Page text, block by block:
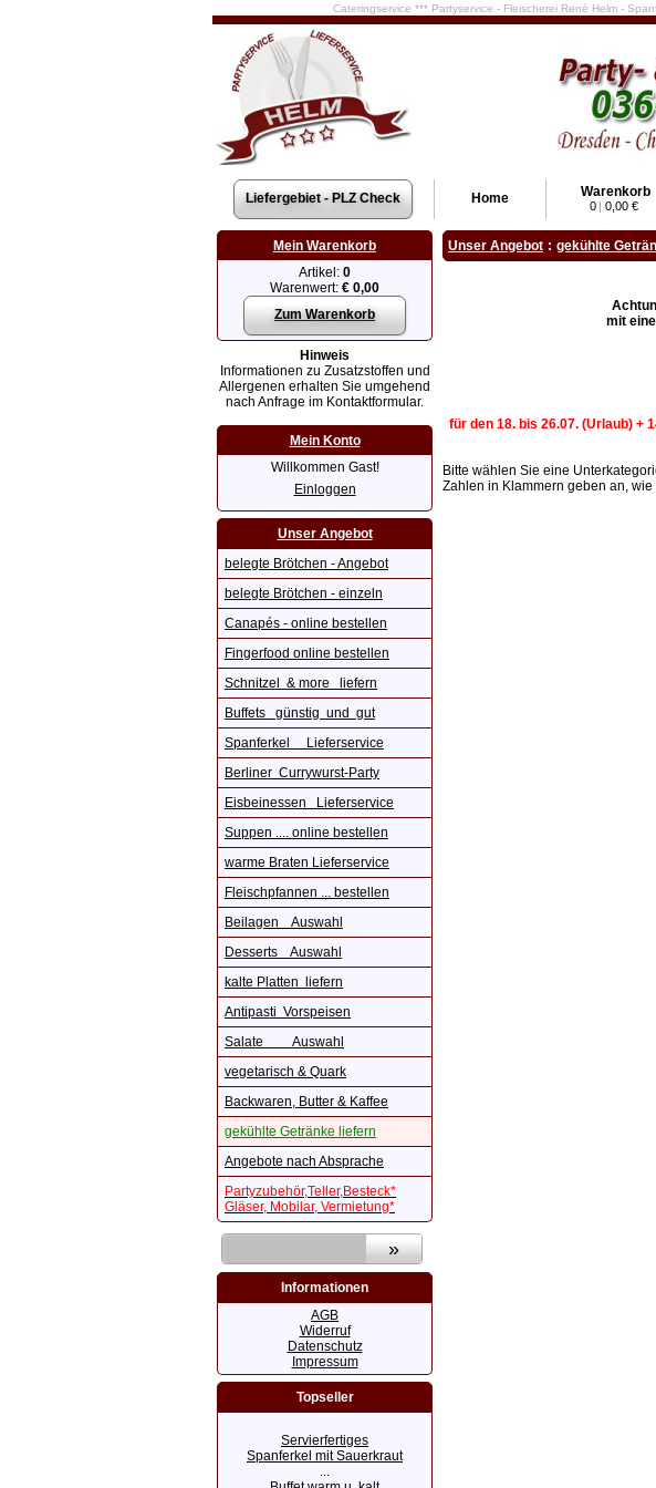
Cateringservice *** Partyservice - Fleischerei René Helm -
Liefergebiet - PLZ Check Home Warenkorb
0 | 0,00 €
Mein Warenkorb
Artikel: 0
Warenwert: € 0,00
Zum Warenkorb
Hinweis
Informationen zu Zusatzstoffen und
Allergenen erhalten Sie umgehend
nach Anfrage im Kontaktformular.
Mein Konto
Willkommen Gast!
Einloggen
Unser Angebot
belegte Brötchen - Angebot
belegte Brötchen - einzeln
Canapés - online bestellen
Fingerfood online bestellen
Schnitzel & more liefern
Buffets günstig und gut
Spanferkel Lieferservice
Berliner Currywurst-Party
Eisbeinessen Lieferservice
Suppen .... online bestellen
warme Braten Lieferservice
Fleischpfannen ... bestellen
Beilagen Auswahl
Desserts Auswahl
kalte Platten liefern
Antipasti Vorspeisen
Salate Auswahl
vegetarisch & Quark
Backwaren, Butter & Kaffee
gekühlte Getränke liefern
Angebote nach Absprache
Partyzubehör,Teller,Besteck*
Gläser, Mobilar, Vermietung*
Informationen
AGB
Widerruf
Datenschutz
Impressum
Topseller
Servierfertiges
Spanferkel mit Sauerkraut
...
Unser Angebot : gekühlte
mit
für den 18. bis 26.07. (Urlaub) +
Bitte wählen Sie eine
Zahlen in Klammern geben an,